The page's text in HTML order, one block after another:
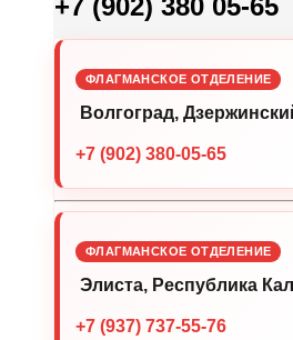
ФЛАГМАНСКОЕ ОТДЕЛЕНИЕ
Волгоград,
+7 (902) 380-05-65
ФЛАГМАНСКОЕ ОТДЕЛЕНИЕ
Элиста, Республика
+7 (937) 737-55-76